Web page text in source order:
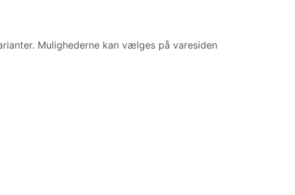
Mulighederne kan vælges på varesiden